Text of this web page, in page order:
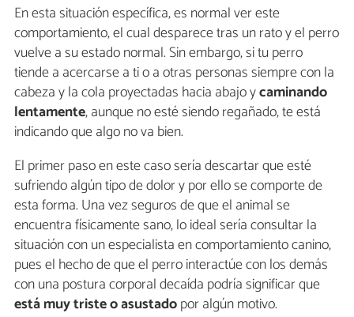
En esta situación específica, es normal ver este
comportamiento, el cual desparece tras un rato y el perro
vuelve a su estado normal. Sin embargo, si tu perro
tiende a acercarse a ti o a otras personas siempre con la
cabeza y la cola proyectadas hacia abajo ycaminando
lentamente, aunque no esté siendo regañado, te está
indicando que algo no va bien.
El primer paso en este caso sería descartar que esté
sufriendo algún tipo de dolor y por ello se comporte de
esta forma. Una vez seguros de que el animal se
encuentra físicamente sano, lo ideal sería consultar la
situación con un especialista en comportamiento canino,
pues el hecho de que el perro interactúe con los demás
con una postura corporal decaída podría significar que
está muy triste o asustadopor algún motivo.